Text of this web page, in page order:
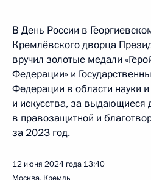
В День России в
Кремлёвского дворца
вручил золотые медали
Федерации» и
Федерации в области науки и
и искусства, за выдающиеся
в правозащитной и
за 2023 год.
12 июня 2024 года 13:40